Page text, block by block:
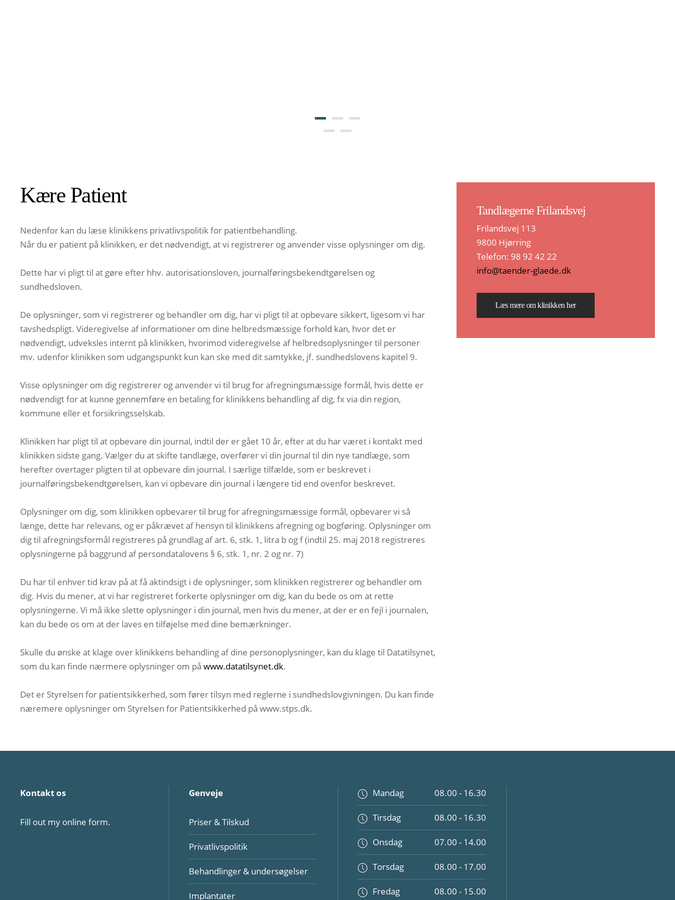
Kære Patient
Nedenfor kan du læse klinikkens privatlivspolitik for patientbehandling.
Når du er patient på klinikken, er det nødvendigt, at vi registrerer og anvender visse oplysninger om dig.
Dette har vi pligt til at gøre efter hhv. autorisationsloven, journalføringsbekendtgørelsen og
sundhedsloven.
De oplysninger, som vi registrerer og behandler om dig, har vi pligt til at opbevare sikkert, ligesom vi har
tavshedspligt. Videregivelse af informationer om dine helbredsmæssige forhold kan, hvor det er
nødvendigt, udveksles internt på klinikken, hvorimod videregivelse af helbredsoplysninger til personer
mv. udenfor klinikken som udgangspunkt kun kan ske med dit samtykke, jf. sundhedslovens kapitel 9.
Visse oplysninger om dig registrerer og anvender vi til brug for afregningsmæssige formål, hvis dette er
nødvendigt for at kunne gennemføre en betaling for klinikkens behandling af dig, fx via din region,
kommune eller et forsikringsselskab.
Klinikken har pligt til at opbevare din journal, indtil der er gået 10 år, efter at du har været i kontakt med
klinikken sidste gang. Vælger du at skifte tandlæge, overfører vi din journal til din nye tandlæge, som
herefter overtager pligten til at opbevare din journal. I særlige tilfælde, som er beskrevet i
journalføringsbekendtgørelsen, kan vi opbevare din journal i længere tid end ovenfor beskrevet.
Oplysninger om dig, som klinikken opbevarer til brug for afregningsmæssige formål, opbevarer vi så
længe, dette har relevans, og er påkrævet af hensyn til klinikkens afregning og bogføring. Oplysninger om
dig til afregningsformål registreres på grundlag af art. 6, stk. 1, litra b og f (indtil 25. maj 2018 registreres
oplysningerne på baggrund af persondatalovens § 6, stk. 1, nr. 2 og nr. 7)
Du har til enhver tid krav på at få aktindsigt i de oplysninger, som klinikken registrerer og behandler om
dig. Hvis du mener, at vi har registreret forkerte oplysninger om dig, kan du bede os om at rette
oplysningerne. Vi må ikke slette oplysninger i din journal, men hvis du mener, at der er en fejl i journalen,
kan du bede os om at der laves en tilføjelse med dine bemærkninger.
Skulle du ønske at klage over klinikkens behandling af dine personoplysninger, kan du klage til Datatilsynet,
som du kan finde nærmere oplysninger om på www.datatilsynet.dk.
Det er Styrelsen for patientsikkerhed, som fører tilsyn med reglerne i sundhedslovgivningen. Du kan finde
næremere oplysninger om Styrelsen for Patientsikkerhed på www.stps.dk.
Tandlægerne Frilandsvej
Frilandsvej 113
9800 Hjørring
Telefon: 98 92 42 22
info@taender-glaede.dk
Læs mere om klinikken her
Kontakt os
Fill out my online form.
Genveje
Priser & Tilskud
Privatlivspolitik
Behandlinger & undersøgelser
Implantater
Mandag 08.00 - 16.30
Tirsdag 08.00 - 16.30
Onsdag 07.00 - 14.00
Torsdag 08.00 - 17.00
Fredag 08.00 - 15.00